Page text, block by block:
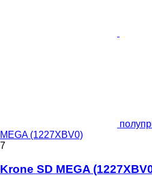
MEGA (1227XBV0)
7
Krone SD MEGA